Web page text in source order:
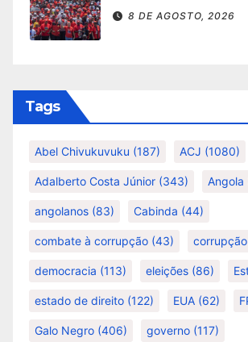
8 DE AGOSTO, 2026
Tags
Abel Chivukuvuku (187) ACJ (1080)
Adalberto Costa Júnior (343) Angola
angolanos (83) Cabinda (44)
combate à corrupção (43) corrupção
democracia (113) eleições (86)
estado de direito (122) EUA (62)
Galo Negro (406) governo (117)